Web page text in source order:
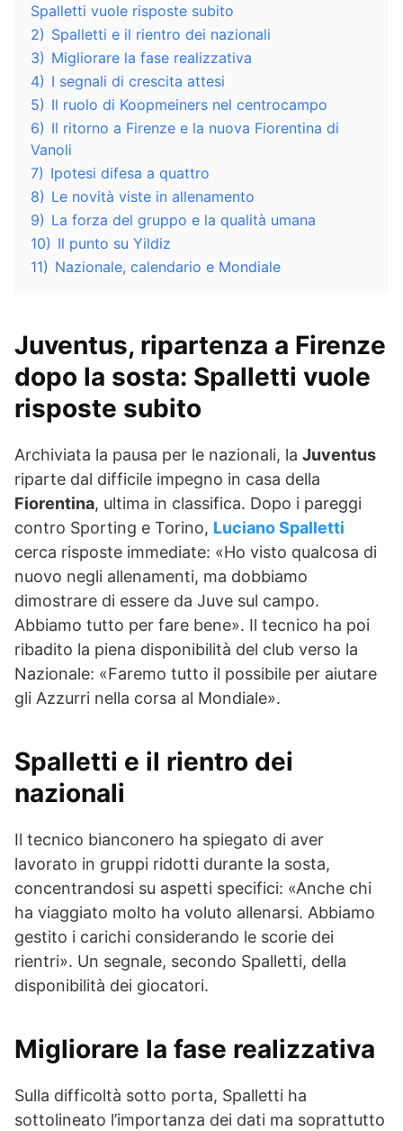
Spalletti vuole risposte subito
2) Spalletti e il rientro dei nazionali
3) Migliorare la fase realizzativa
4) I segnali di crescita attesi
5) Il ruolo di Koopmeiners nel centrocampo
6) Il ritorno a Firenze e la nuova Fiorentina di
Vanoli
7) Ipotesi difesa a quattro
8) Le novità viste in allenamento
9) La forza del gruppo e la qualità umana
10) Il punto su Yildiz
11) Nazionale, calendario e Mondiale
Juventus, ripartenza a Firenze
dopo la sosta: Spalletti vuole
risposte subito
Archiviata la pausa per le nazionali, la Juventus
riparte dal difficile impegno in casa della
Fiorentina, ultima in classifica. Dopo i pareggi
contro Sporting e Torino, Luciano Spalletti
cerca risposte immediate: «Ho visto qualcosa di
nuovo negli allenamenti, ma dobbiamo
dimostrare di essere da Juve sul campo.
Abbiamo tutto per fare bene». Il tecnico ha poi
ribadito la piena disponibilità del club verso la
Nazionale: «Faremo tutto il possibile per aiutare
gli Azzurri nella corsa al Mondiale».
Spalletti e il rientro dei
nazionali
Il tecnico bianconero ha spiegato di aver
lavorato in gruppi ridotti durante la sosta,
concentrandosi su aspetti specifici: «Anche chi
ha viaggiato molto ha voluto allenarsi. Abbiamo
gestito i carichi considerando le scorie dei
rientri». Un segnale, secondo Spalletti, della
disponibilità dei giocatori.
Migliorare la fase realizzativa
Sulla difficoltà sotto porta, Spalletti ha
sottolineato l’importanza dei dati ma soprattutto